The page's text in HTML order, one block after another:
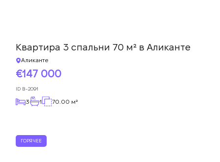
Квартира 3 спальни 70 м² в Аликанте
Аликанте
147 000
ID B-2091
3 1 70.00 м²
ГОРЯЧЕЕ